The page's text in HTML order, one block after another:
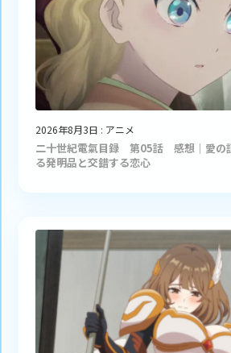
2026年8月3日 : アニメ
二十世紀電氣目録 第05話 感想｜愛の
る発明品と交錯する恋心